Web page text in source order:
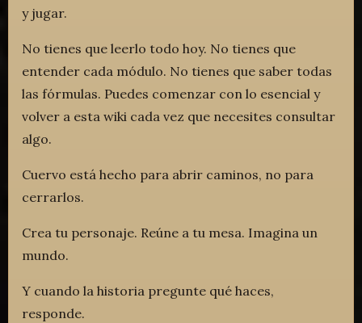
y jugar.
No tienes que leerlo todo hoy. No tienes que
entender cada módulo. No tienes que saber todas
las fórmulas. Puedes comenzar con lo esencial y
volver a esta wiki cada vez que necesites consultar
algo.
Cuervo está hecho para abrir caminos, no para
cerrarlos.
Crea tu personaje. Reúne a tu mesa. Imagina un
mundo.
Y cuando la historia pregunte qué haces,
responde.